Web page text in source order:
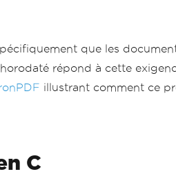
que les
répond à cette
illustrant comment ce
C